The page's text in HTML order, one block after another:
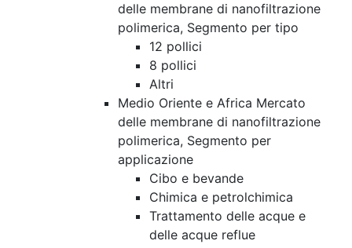
delle membrane di nanofiltrazione
polimerica, Segmento per tipo
12 pollici
8 pollici
Altri
Medio Oriente e Africa Mercato
delle membrane di nanofiltrazione
polimerica, Segmento per
applicazione
Cibo e bevande
Chimica e petrolchimica
Trattamento delle acque e
delle acque reflue